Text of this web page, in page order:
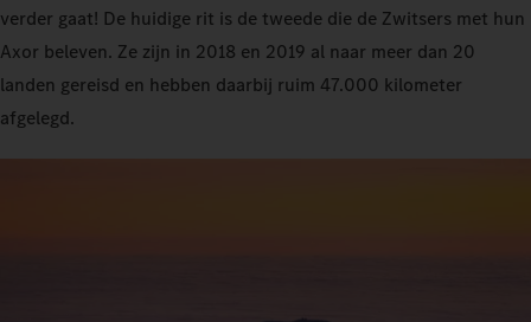
verder gaat! De huidige rit is de tweede die de Zwitsers met hun
Axor beleven. Ze zijn in 2018 en 2019 al naar meer dan 20
landen gereisd en hebben daarbij ruim 47.000 kilometer
afgelegd.